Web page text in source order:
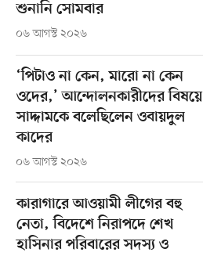
শুনানি সোমবার
০৬ আগস্ট ২০২৬
‘পিটাও না কেন, মারো না কেন
ওদের,’ আন্দোলনকারীদের বিষয়ে
সাদ্দামকে বলেছিলেন ওবায়দুল
কাদের
০৬ আগস্ট ২০২৬
কারাগারে আওয়ামী লীগের বহু
নেতা, বিদেশে নিরাপদে শেখ
হাসিনার পরিবারের সদস্য ও